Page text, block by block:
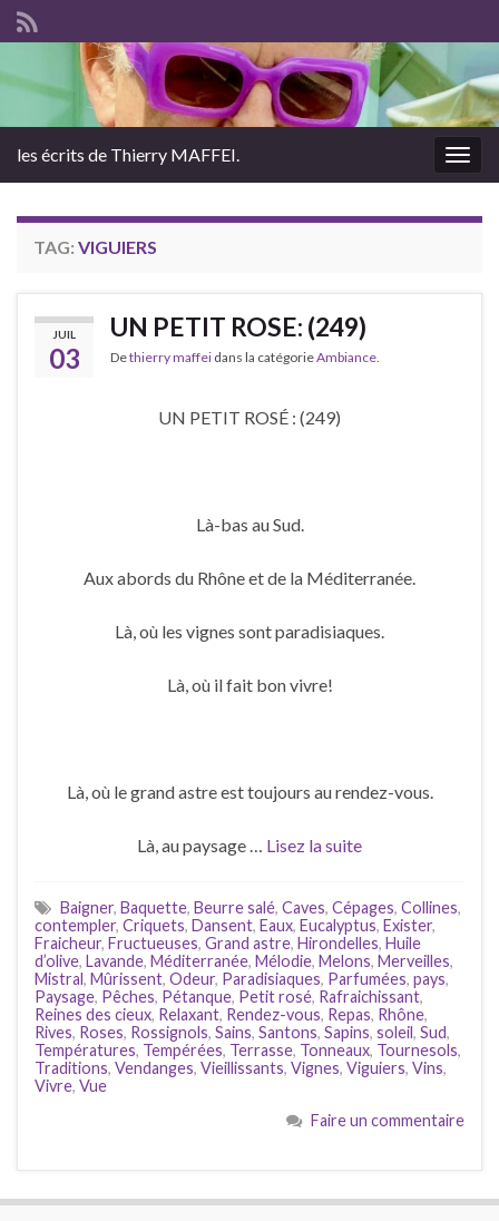
les écrits de Thierry MAFFEI.
TAG: VIGUIERS
JUIL
03
UN PETIT ROSE: (249)
Dethierry maffei dans la catégorieAmbiance.
UN PETIT ROSÉ : (249)
Là-bas au Sud.
Aux abords du Rhône et de la Méditerranée.
Là, où les vignes sont paradisiaques.
Là, où il fait bon vivre!
Là, où le grand astre est toujours au rendez-vous.
Là, au paysage … Lisez la suite
Baigner, Baquette, Beurre salé, Caves, Cépages, Collines,
contempler, Criquets, Dansent, Eaux, Eucalyptus, Exister,
Fraicheur, Fructueuses, Grand astre, Hirondelles, Huile
d’olive, Lavande, Méditerranée, Mélodie, Melons, Merveilles,
Mistral, Mûrissent, Odeur, Paradisiaques, Parfumées, pays,
Paysage, Pêches, Pétanque, Petit rosé, Rafraichissant,
Reines des cieux, Relaxant, Rendez-vous, Repas, Rhône,
Rives, Roses, Rossignols, Sains, Santons, Sapins, soleil, Sud,
Températures, Tempérées, Terrasse, Tonneaux, Tournesols,
Traditions, Vendanges, Vieillissants, Vignes, Viguiers, Vins,
Vivre, Vue
Faire un commentaire